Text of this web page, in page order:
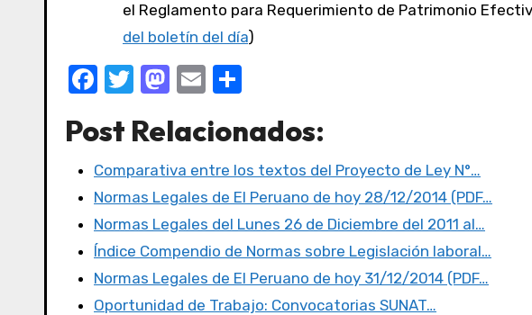
el Reglamento para Requerimiento de Patrimonio
del boletín del día)
F
c
e
b
o
o
k
T
it
te
r
M
st
o
d
o
n
E
ail m
p
ar
tir
Post Relacionados:
Comparativa entre los textos del Proyecto de Ley N°…
Normas Legales de El Peruano de hoy 28/12/2014 (PDF…
Normas Legales del Lunes 26 de Diciembre del 2011 al…
Índice Compendio de Normas sobre Legislación laboral…
Normas Legales de El Peruano de hoy 31/12/2014 (PDF…
Oportunidad de Trabajo: Convocatorias SUNAT…